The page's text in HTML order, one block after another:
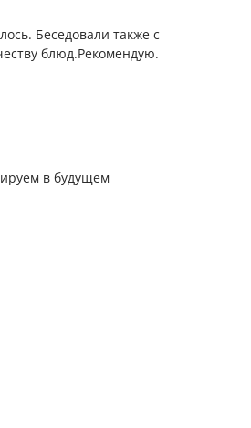
Беседовали также с
блюд.Рекомендую.
в будущем